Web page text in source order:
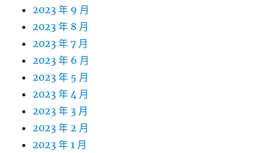
2023 年 9 月
2023 年 8 月
2023 年 7 月
2023 年 6 月
2023 年 5 月
2023 年 4 月
2023 年 3 月
2023 年 2 月
2023 年 1 月